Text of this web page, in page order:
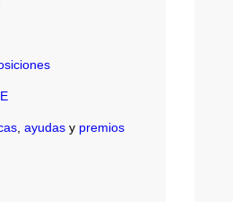
, ayudasy premios